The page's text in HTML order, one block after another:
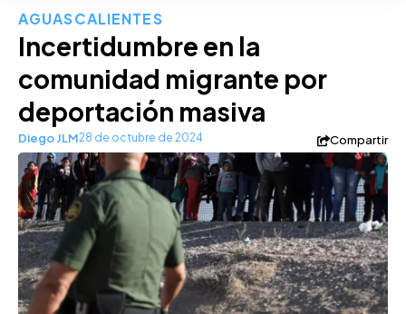
AGUASCALIENTES
Incertidumbre en la
comunidad migrante por
deportación masiva
Diego JLM28 de octubre de 2024 Compartir